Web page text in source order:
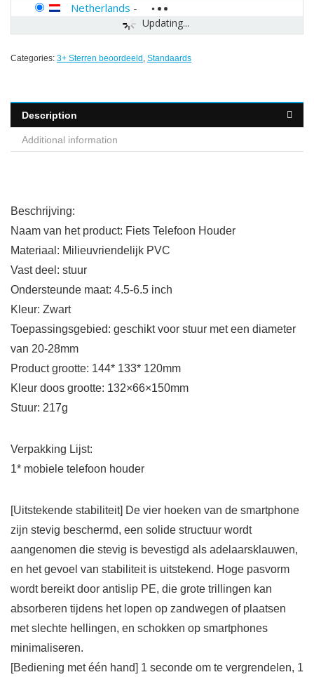
Updating...
Netherlands -
Categories: 3+ Sterren beoordeeld , Standaards
Description
Additional information
Beschrijving:
Naam van het product: Fiets Telefoon Houder
Materiaal: Milieuvriendelijk PVC
Vast deel: stuur
Ondersteunde maat: 4.5-6.5 inch
Kleur: Zwart
Toepassingsgebied: geschikt voor stuur met een diameter
van 20-28mm
Product grootte: 144* 133* 120mm
Kleur doos grootte: 132×66×150mm
Stuur: 217g
Verpakking Lijst:
1* mobiele telefoon houder
[Uitstekende stabiliteit] De vier hoeken van de smartphone
zijn stevig beschermd, een solide structuur wordt
aangenomen die stevig is bevestigd als adelaarsklauwen,
en het gevoel van stabiliteit is uitstekend. Hoge pasvorm
wordt bereikt door antislip PE, die grote trillingen kan
absorberen tijdens het lopen op zandwegen of plaatsen
met slechte hellingen, en schokken op smartphones
minimaliseren.
[Bediening met één hand] 1 seconde om te vergrendelen, 1